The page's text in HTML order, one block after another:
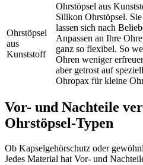
Ohrstöpsel
aus
Kunststoff
Ohrstöpsel aus
Silikon Ohrstöpsel.
lassen sich nach
Anpassen an Ihre
ganz so flexibel. So
Ohren weniger
aber getrost auf
Ohropax für kleine
Vor- und Nachteile
Ohrstöpsel-Typen
Ob Kapselgehörschutz oder
Jedes Material hat Vor- und